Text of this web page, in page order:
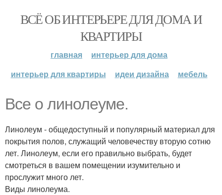
ВСЁ ОБ ИНТЕРЬЕРЕ ДЛЯ ДОМА И
КВАРТИРЫ
главная
интерьер для дома
интерьер для квартиры
идеи дизайна мебель
Все о линолеуме.
Линолеум - общедоступный и популярный материал для
покрытия полов, служащий человечеству вторую сотню
лет. Линолеум, если его правильно выбрать, будет
смотреться в вашем помещении изумительно и
прослужит много лет.
Виды линолеума.